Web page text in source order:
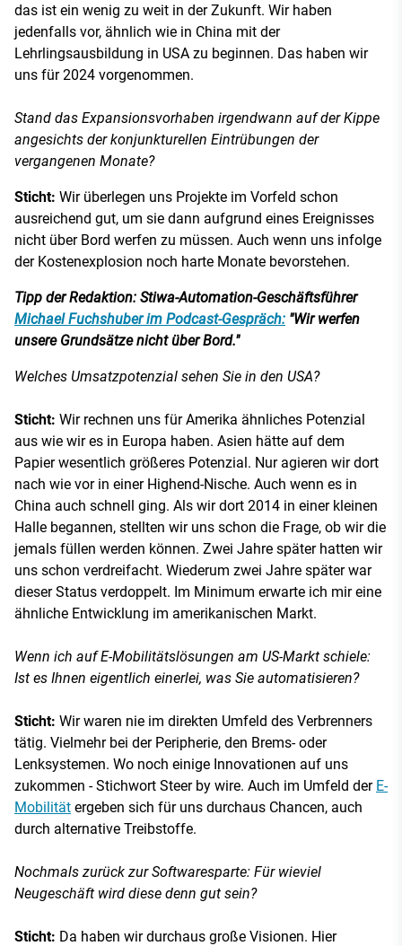
das ist ein wenig zu weit in der Zukunft. Wir haben
jedenfalls vor, ähnlich wie in China mit der
Lehrlingsausbildung in USA zu beginnen. Das haben wir
uns für 2024 vorgenommen.
Stand das Expansionsvorhaben irgendwann auf der Kippe
angesichts der konjunkturellen Eintrübungen der
vergangenen Monate?
Sticht: Wir überlegen uns Projekte im Vorfeld schon
ausreichend gut, um sie dann aufgrund eines Ereignisses
nicht über Bord werfen zu müssen. Auch wenn uns infolge
der Kostenexplosion noch harte Monate bevorstehen.
Tipp der Redaktion: Stiwa-Automation-Geschäftsführer
Michael Fuchshuber im Podcast-Gespräch: "Wir werfen
unsere Grundsätze nicht über Bord."
Welches Umsatzpotenzial sehen Sie in den USA?
Sticht: Wir rechnen uns für Amerika ähnliches Potenzial
aus wie wir es in Europa haben. Asien hätte auf dem
Papier wesentlich größeres Potenzial. Nur agieren wir dort
nach wie vor in einer Highend-Nische. Auch wenn es in
China auch schnell ging. Als wir dort 2014 in einer kleinen
Halle begannen, stellten wir uns schon die Frage, ob wir die
jemals füllen werden können. Zwei Jahre später hatten wir
uns schon verdreifacht. Wiederum zwei Jahre später war
dieser Status verdoppelt. Im Minimum erwarte ich mir eine
ähnliche Entwicklung im amerikanischen Markt.
Wenn ich auf E-Mobilitätslösungen am US-Markt schiele:
Ist es Ihnen eigentlich einerlei, was Sie automatisieren?
Sticht: Wir waren nie im direkten Umfeld des Verbrenners
tätig. Vielmehr bei der Peripherie, den Brems- oder
Lenksystemen. Wo noch einige Innovationen auf uns
zukommen - Stichwort Steer by wire. Auch im Umfeld der E-
Mobilität ergeben sich für uns durchaus Chancen, auch
durch alternative Treibstoffe.
Nochmals zurück zur Softwaresparte: Für wieviel
Neugeschäft wird diese denn gut sein?
Sticht: Da haben wir durchaus große Visionen. Hier